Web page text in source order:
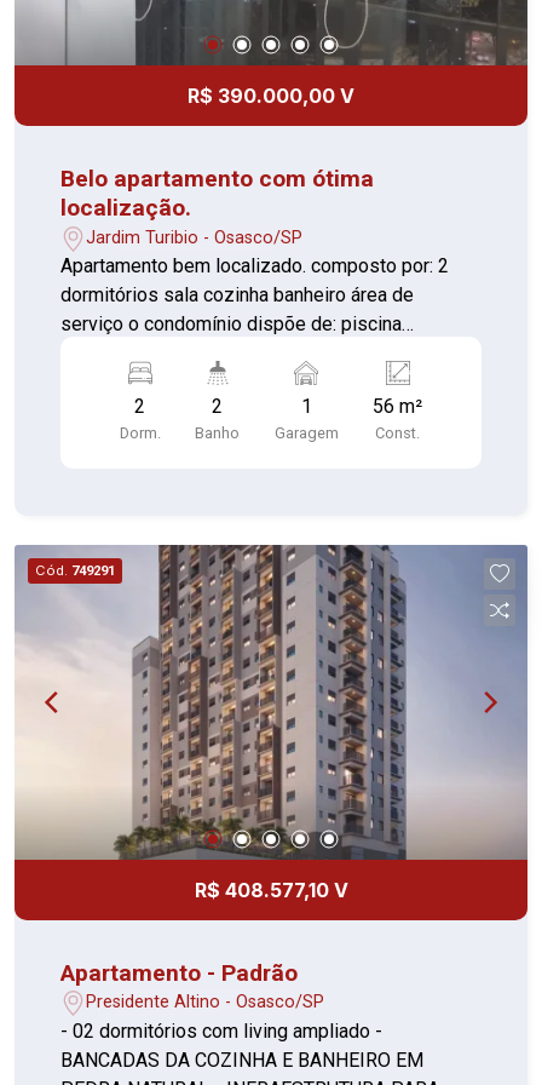
vida prática e repleta de comodidades.
R$ 390.000,00 V
Belo apartamento com ótima
localização.
Jardim Turibio - Osasco/SP
Apartamento bem localizado. composto por: 2
dormitórios sala cozinha banheiro área de
serviço o condomínio dispõe de: piscina
de garagem. Vale a pena conhecer!!
2
Dorm.
2
Banho
1
Garagem
56 m²
Const.
Cód. 749291
R$ 408.577,10 V
Apartamento - Padrão
Presidente Altino - Osasco/SP
- 02 dormitórios com living ampliado -
BANCADAS DA COZINHA E BANHEIRO EM